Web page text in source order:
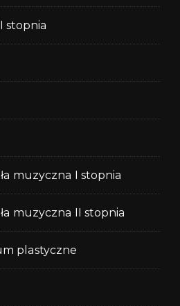
stopnia
muzyczna I stopnia
muzyczna II stopnia
plastyczne